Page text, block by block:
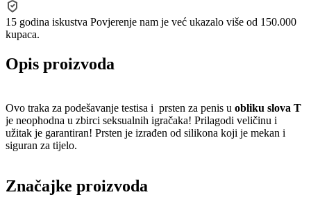
15 godina iskustva Povjerenje nam je već ukazalo više od 150.000
kupaca.
Opis proizvoda
Ovo traka za podešavanje testisa i prsten za penis u obliku slova T
je neophodna u zbirci seksualnih igračaka! Prilagodi veličinu i
užitak je garantiran! Prsten je izrađen od silikona koji je mekan i
siguran za tijelo.
Značajke proizvoda